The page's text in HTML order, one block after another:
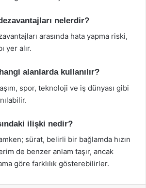
nelerdir?
arasında hata yapma riski,
yer alır.
alanlarda kullanılır?
spor, teknoloji ve iş dünyası gibi
ilişki nedir?
sürat, belirli bir bağlamda hızın
de benzer anlam taşır, ancak
göre farklılık gösterebilirler.